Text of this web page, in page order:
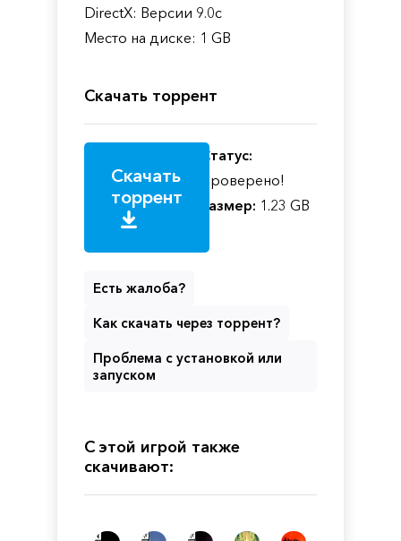
DirectX: Версии 9.0c
Место на диске: 1 GB
Скачать торрент
Скачать
торрент
Статус:
Проверено!
Размер: 1.23 GB
Есть жалоба?
Как скачать через торрент?
Проблема с установкой или
запуском
С этой игрой также
скачивают: